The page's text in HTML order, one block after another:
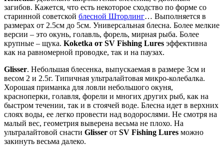
загибов. Кажется, что есть некоторое сходство по форме со
старинной советской блесной Шторлинг… Выполняется в
размерах от 2.5см до 5см. Универсальная блесна. Более мелкие
версии – это окунь, голавль, форель, мирная рыба. Более
крупные – щука. Koketka от SV Fishing Lures эффективна
как на равномерной проводке, так и на паузах.
Glisser. Небольшая блесенка, выпускаемая в размере 3см и
весом 2 и 2.5г. Типичная ультралайтовая микро-колебалка.
Хорошая приманка для ловли небольшого окуня,
красноперки, голавля, форели и многих других рыб, как на
быстром течении, так и в стоячей воде. Блесна идет в верхних
слоях воды, ее легко провести над водорослями. Не смотря на
малый вес, геометрия выверена весьма не плохо. На
ультралайтовой снасти Glisser от SV Fishing Lures можно
закинуть весьма далеко.